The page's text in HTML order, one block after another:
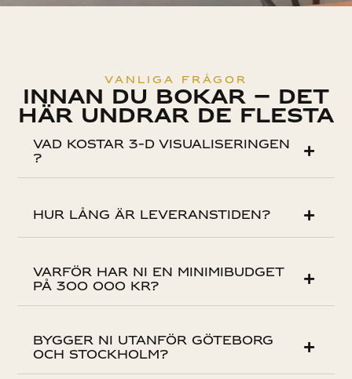
VANLIGA FRÅGOR
Innan du bokar — det
här undrar de flesta
Vad kostar 3-D visualiseringen
?
Hur lång är leveranstiden?
Varför har ni en minimibudget
på 300 000 kr?
Bygger ni utanför Göteborg
och Stockholm?